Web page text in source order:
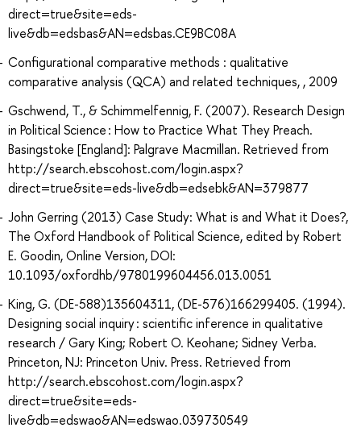
direct=true&site=eds-
live&db=edsbas&AN=edsbas.CE9BC08A
Configurational comparative methods : qualitative
comparative analysis (QCA) and related techniques, , 2009
Gschwend, T., & Schimmelfennig, F. (2007). Research Design
in Political Science : How to Practice What They Preach.
Basingstoke [England]: Palgrave Macmillan. Retrieved from
http://search.ebscohost.com/login.aspx?
direct=true&site=eds-live&db=edsebk&AN=379877
John Gerring (2013) Case Study: What is and What it Does?,
The Oxford Handbook of Political Science, edited by Robert
E. Goodin, Online Version, DOI:
10.1093/oxfordhb/9780199604456.013.0051
King, G. (DE-588)135604311, (DE-576)166299405. (1994).
Designing social inquiry : scientific inference in qualitative
research / Gary King; Robert O. Keohane; Sidney Verba.
Princeton, NJ: Princeton Univ. Press. Retrieved from
http://search.ebscohost.com/login.aspx?
direct=true&site=eds-
live&db=edswao&AN=edswao.039730549